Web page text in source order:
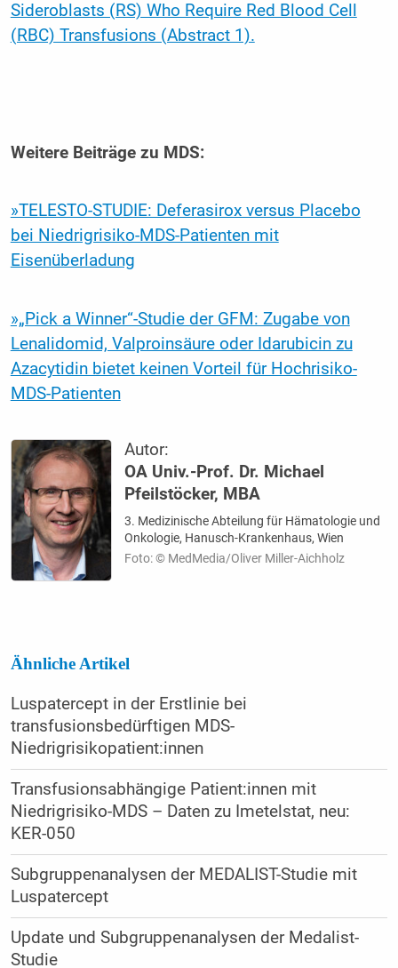
Sideroblasts (RS) Who Require Red Blood Cell
(RBC) Transfusions (Abstract 1).
Weitere Beiträge zu MDS:
»TELESTO-STUDIE: Deferasirox versus Placebo
bei Niedrigrisiko-MDS-Patienten mit
Eisenüberladung
»„Pick a Winner“-Studie der GFM: Zugabe von
Lenalidomid, Valproinsäure oder Idarubicin zu
Azacytidin bietet keinen Vorteil für Hochrisiko-
MDS-Patienten
Autor:
OA Univ.-Prof. Dr. Michael
Pfeilstöcker, MBA
3. Medizinische Abteilung für Hämatologie und
Onkologie, Hanusch-Krankenhaus, Wien
Foto: © MedMedia/Oliver Miller-Aichholz
Ähnliche Artikel
Luspatercept in der Erstlinie bei
transfusionsbedürftigen MDS-
Niedrigrisikopatient:innen
Transfusionsabhängige Patient:innen mit
Niedrigrisiko-MDS – Daten zu Imetelstat, neu:
KER-050
Subgruppen­ana­lysen der MEDALIST-Studie mit
Luspatercept
Update und Sub­gruppen­analysen der Medalist-
Studie